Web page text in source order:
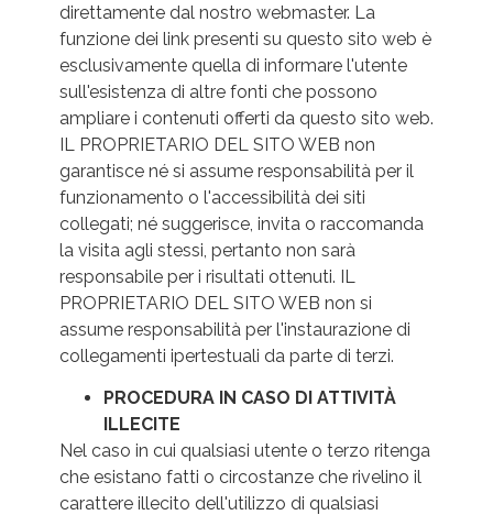
direttamente dal nostro webmaster. La
funzione dei link presenti su questo sito web è
esclusivamente quella di informare l'utente
sull'esistenza di altre fonti che possono
ampliare i contenuti offerti da questo sito web.
IL PROPRIETARIO DEL SITO WEB non
garantisce né si assume responsabilità per il
funzionamento o l'accessibilità dei siti
collegati; né suggerisce, invita o raccomanda
la visita agli stessi, pertanto non sarà
responsabile per i risultati ottenuti. IL
PROPRIETARIO DEL SITO WEB non si
assume responsabilità per l'instaurazione di
collegamenti ipertestuali da parte di terzi.
PROCEDURA IN CASO DI ATTIVITÀ
ILLECITE
Nel caso in cui qualsiasi utente o terzo ritenga
che esistano fatti o circostanze che rivelino il
carattere illecito dell'utilizzo di qualsiasi